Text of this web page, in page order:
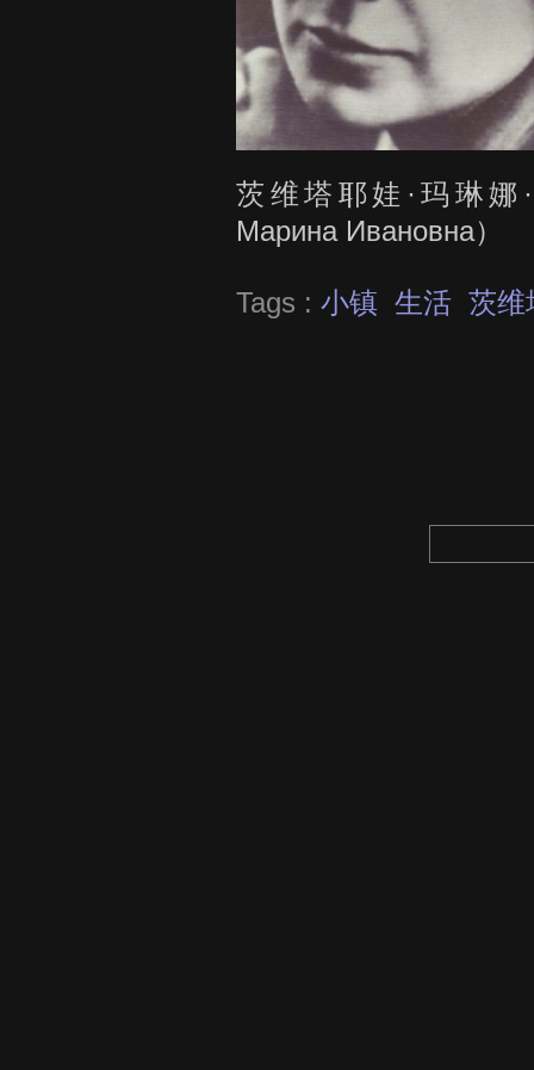
茨维塔耶娃·玛琳娜
Марина Ивановна）
Tags : 小镇 生活 茨维